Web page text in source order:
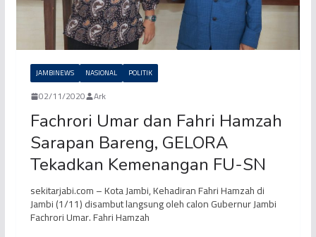
JAMBINEWS NASIONAL POLITIK
02/11/2020 Ark
Fachrori Umar dan Fahri Hamzah
Sarapan Bareng, GELORA
Tekadkan Kemenangan FU-SN
sekitarjabi.com – Kota Jambi, Kehadiran Fahri Hamzah di
Jambi (1/11) disambut langsung oleh calon Gubernur Jambi
Fachrori Umar. Fahri Hamzah